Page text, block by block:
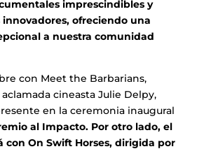
imprescindibles y
ofreciendo una
a nuestra comunidad
con Meet the Barbarians,
cineasta Julie Delpy,
en la ceremonia inaugural
al Impacto. Por otro lado, el
con On Swift Horses, dirigida por